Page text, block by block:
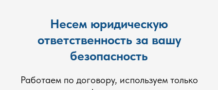
Несем юридическую
ответственность за вашу
безопасность
Работаем по договору, используем только